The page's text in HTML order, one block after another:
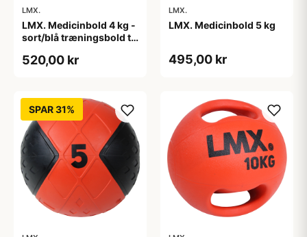
LMX.
LMX. Medicinbold 4 kg -
sort/blå træningsbold til
core
520,00 kr
LMX.
LMX. Medicinbold 5 kg
495,00 kr
SPAR 31%